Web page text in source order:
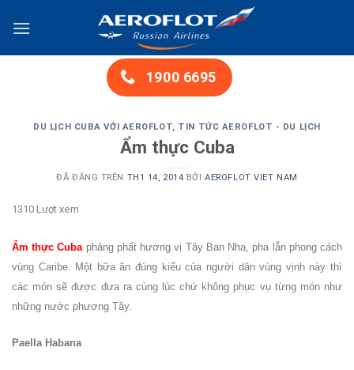
đến
1900 6695
DU LỊCH CUBA VỚI AEROFLOT, TIN TỨC AEROFLOT - DU LỊCH
Ẩm thực Cuba
ĐÃ ĐĂNG TRÊN TH1 14, 2014 BỞIAEROFLOT VIET NAM
1310 Lượt xem
Ẩm thực Cuba phảng phất hương vị Tây Ban Nha, pha lẫn phong cách
vùng Caribe. Một bữa ăn đúng kiểu của người dân vùng vịnh này thì
các món sẽ được đưa ra cùng lúc chứ không phục vụ từng món như
những nước phương Tây.
Paella Habana